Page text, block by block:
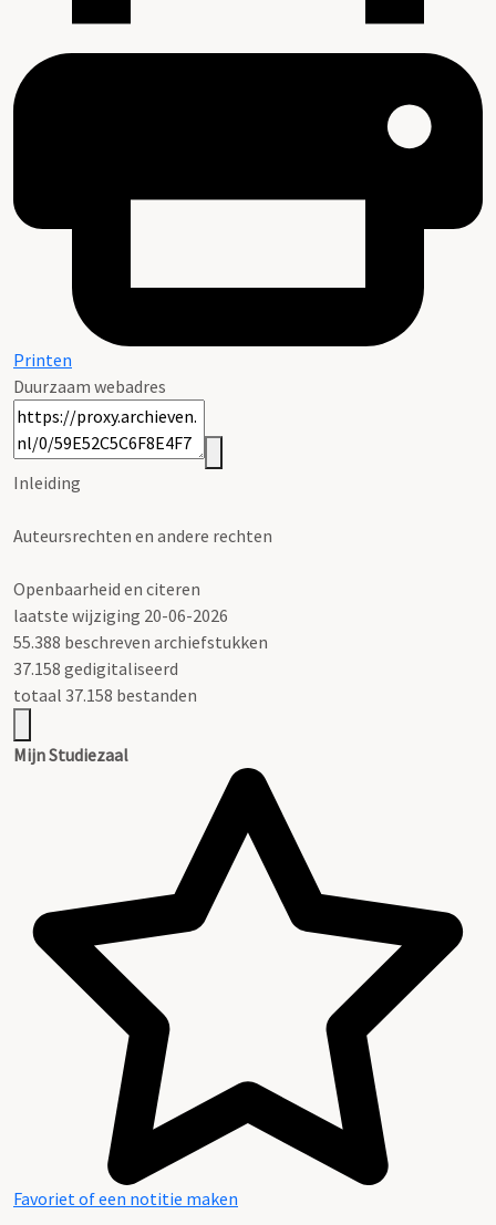
Printen
Duurzaam webadres
Inleiding
Auteursrechten en andere rechten
Openbaarheid en citeren
laatste wijziging 20-06-2026
55.388 beschreven archiefstukken
37.158 gedigitaliseerd
totaal 37.158 bestanden
Mijn Studiezaal
Favoriet of een notitie maken